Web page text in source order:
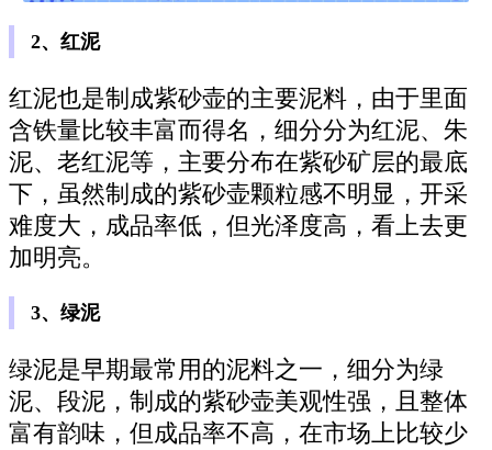
2、红泥
红泥也是制成紫砂壶的主要泥料，由于里面
含铁量比较丰富而得名，细分分为红泥、朱
泥、老红泥等，主要分布在紫砂矿层的最底
下，虽然制成的紫砂壶颗粒感不明显，开采
难度大，成品率低，但光泽度高，看上去更
加明亮。
3、绿泥
绿泥是早期最常用的泥料之一，细分为绿
泥、段泥，制成的紫砂壶美观性强，且整体
富有韵味，但成品率不高，在市场上比较少